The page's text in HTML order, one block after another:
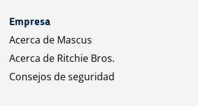
Empresa
Acerca de Mascus
Acerca de Ritchie Bros.
Consejos de seguridad